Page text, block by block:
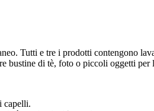
Tutti e tre i prodotti contengono
bustine di tè, foto o piccoli oggetti per
capelli.